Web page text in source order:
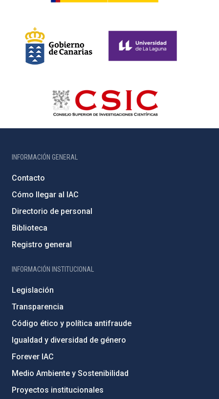
INFORMACIÓN GENERAL
Contacto
Cómo llegar al IAC
Directorio de personal
Biblioteca
Registro general
INFORMACIÓN INSTITUCIONAL
Legislación
Transparencia
Código ético y política antifraude
Igualdad y diversidad de género
Forever IAC
Medio Ambiente y Sostenibilidad
Proyectos institucionales